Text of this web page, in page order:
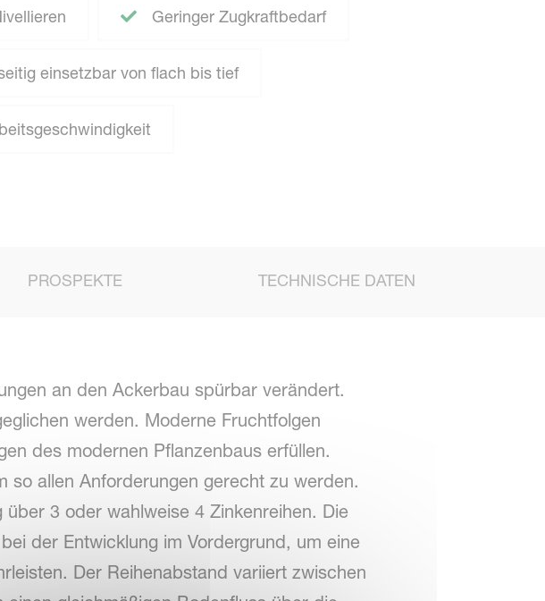
Geringer Zugkraftbedarf
einsetzbar von flach bis tief
PROSPEKTE TECHNISCHE DATEN
an den Ackerbau spürbar verändert.
werden. Moderne Fruchtfolgen
des modernen Pflanzenbaus erfüllen.
so allen Anforderungen gerecht zu werden.
3 oder wahlweise 4 Zinkenreihen. Die
der Entwicklung im Vordergrund, um eine
Der Reihenabstand variiert zwischen